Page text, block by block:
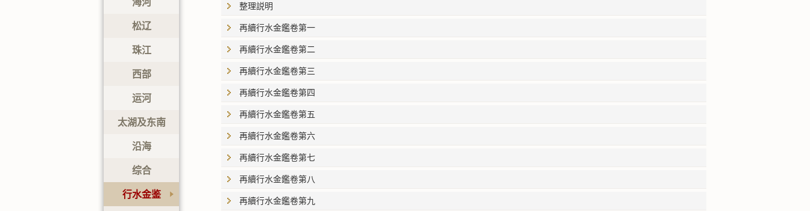
松辽
珠江
西部
运河
太湖及东南
沿海
综合
行水金鉴
整理説明
再續行水金鑑卷第一
再續行水金鑑卷第二
再續行水金鑑卷第三
再續行水金鑑卷第四
再續行水金鑑卷第五
再續行水金鑑卷第六
再續行水金鑑卷第七
再續行水金鑑卷第八
再續行水金鑑卷第九